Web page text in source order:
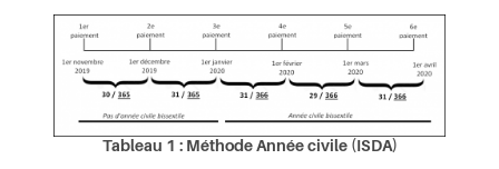
Tableau 1 : Méthode Année civile (ISDA)